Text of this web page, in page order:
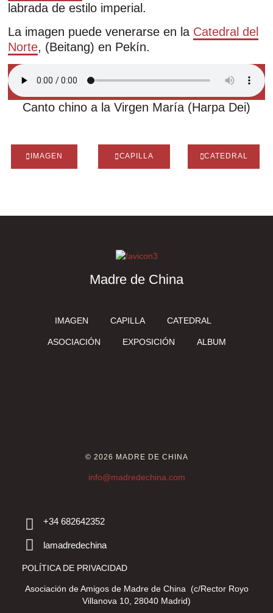
labrada de estilo imperial.
La imagen puede venerarse en la Catedral del
Norte, (Beitang) en Pekín.
Canto chino a la Virgen María (Harpa Dei)
IMAGEN CAPILLA CATEDRAL
Madre de China
IMAGEN CAPILLA CATEDRAL
ASOCIACIÓN EXPOSICIÓN ALBUM
© 2026 MADRE DE CHINA
info@madredechina.com
+34 682642352
lamadredechina
POLÍTICA DE PRIVACIDAD
Asociación de Amigos de Madre de China (c/Rector Royo
Villanova 10, 28040 Madrid)